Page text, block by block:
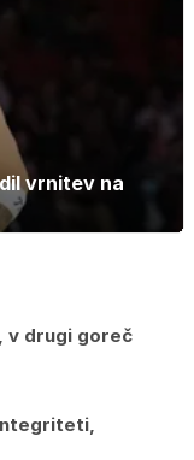
vrnitev na
v drugi goreč